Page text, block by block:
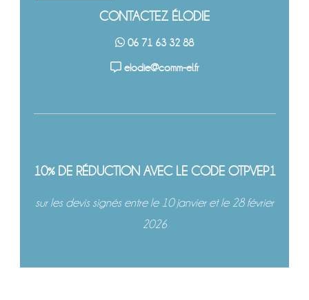
CONTACTEZ ÉLODIE
06 71 63 32 88
elodie@comm-el.fr
10% DE RÉDUCTION AVEC LE CODE OTPVEP1
sur les devis signés entre le 10 janvier et le 28 février
2026